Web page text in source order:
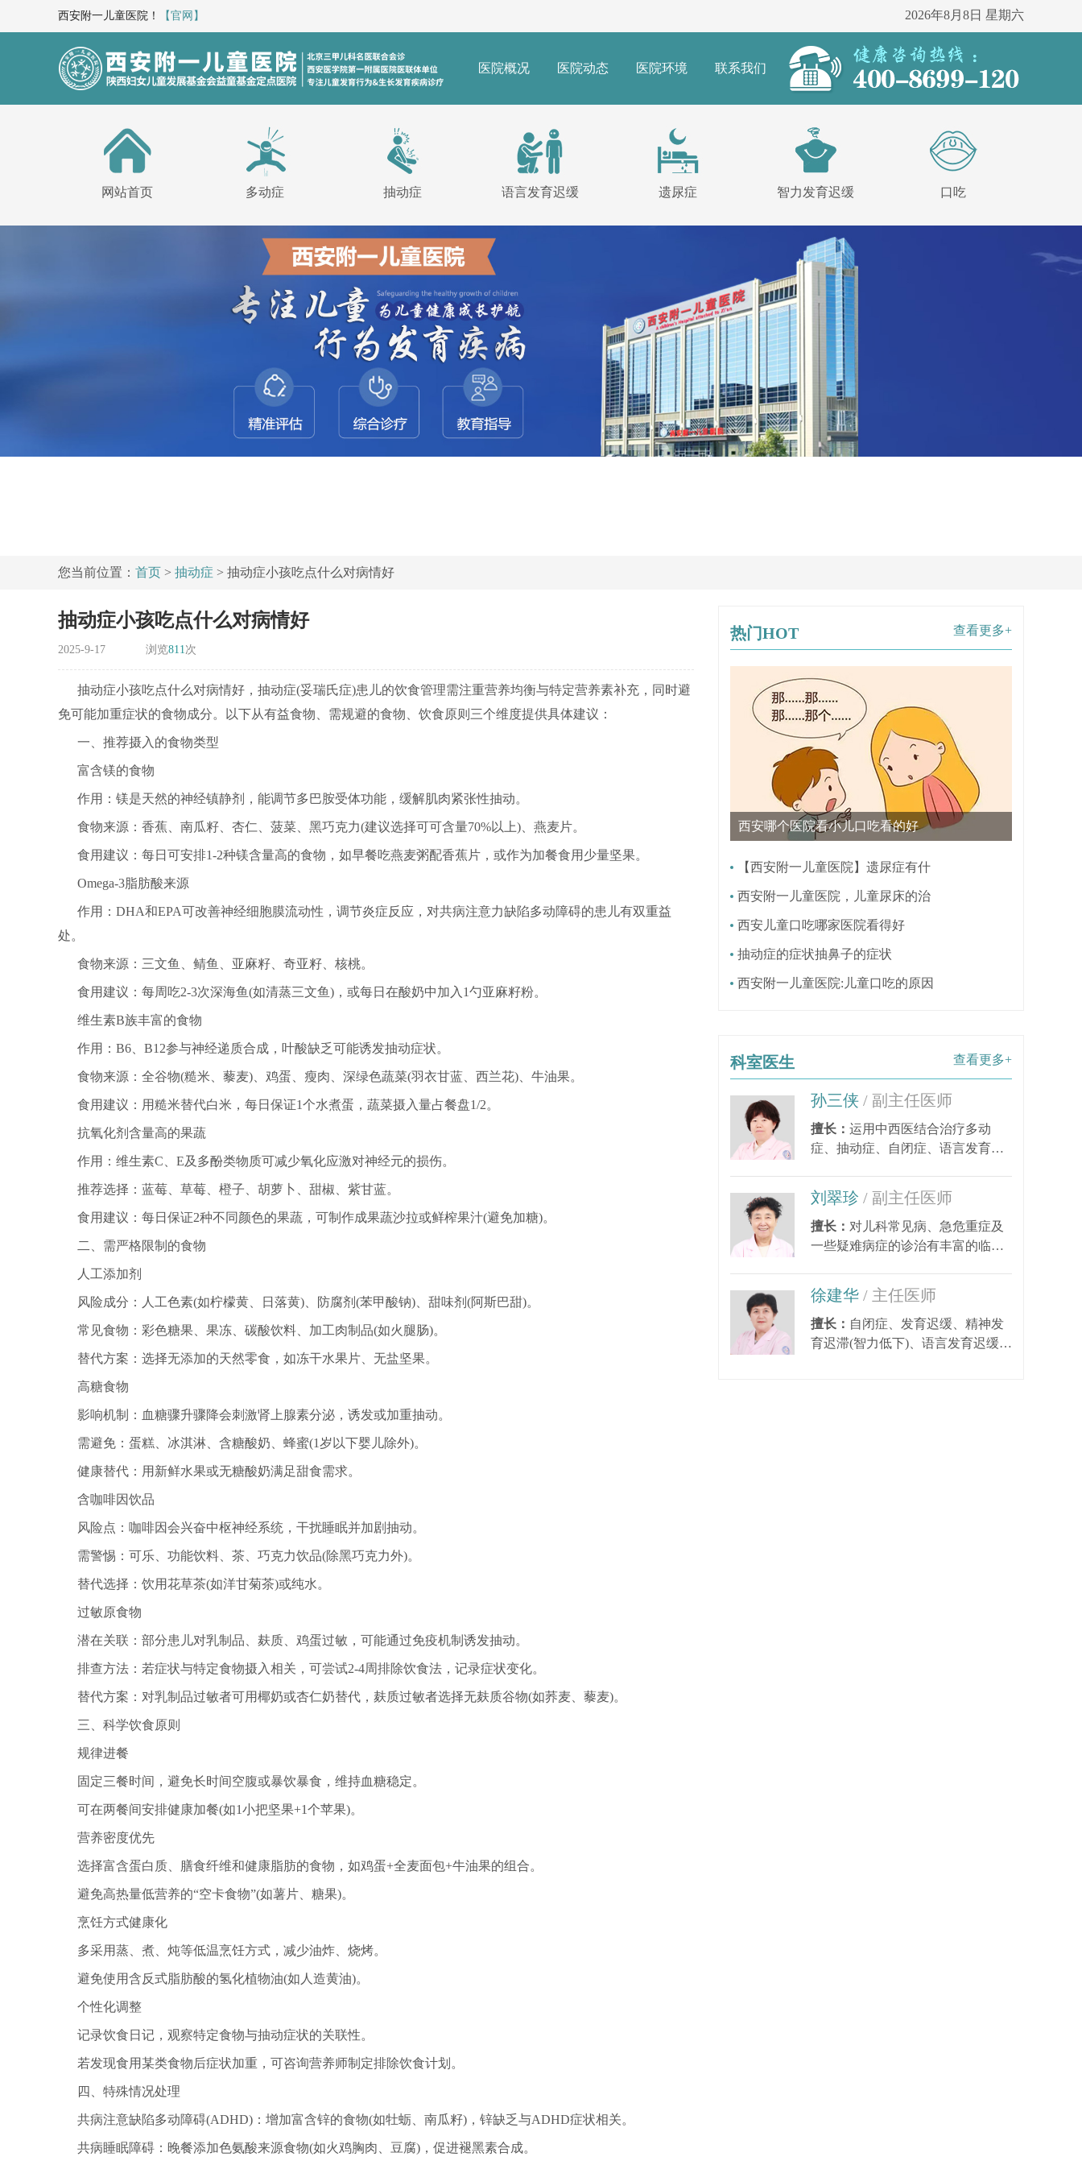
西安附一儿童医院！ 【官网】 2026年8月8日 星期六
医院概况 医院动态 医院环境 联系我们
网站首页 多动症 抽动症 语言发育迟缓 遗尿症 智力发育迟缓 口吃
您当前位置： 首页 > 抽动症 > 抽动症小孩吃点什么对病情好
抽动症小孩吃点什么对病情好
2025-9-17 浏览811次
抽动症小孩吃点什么对病情好，抽动症(妥瑞氏症)患儿的饮食管理需注重营养均衡与特定营养素补充，同时避
免可能加重症状的食物成分。以下从有益食物、需规避的食物、饮食原则三个维度提供具体建议：
一、推荐摄入的食物类型
富含镁的食物
作用：镁是天然的神经镇静剂，能调节多巴胺受体功能，缓解肌肉紧张性抽动。
食物来源：香蕉、南瓜籽、杏仁、菠菜、黑巧克力(建议选择可可含量70%以上)、燕麦片。
食用建议：每日可安排1-2种镁含量高的食物，如早餐吃燕麦粥配香蕉片，或作为加餐食用少量坚果。
Omega-3脂肪酸来源
作用：DHA和EPA可改善神经细胞膜流动性，调节炎症反应，对共病注意力缺陷多动障碍的患儿有双重益
处。
食物来源：三文鱼、鲭鱼、亚麻籽、奇亚籽、核桃。
食用建议：每周吃2-3次深海鱼(如清蒸三文鱼)，或每日在酸奶中加入1勺亚麻籽粉。
维生素B族丰富的食物
作用：B6、B12参与神经递质合成，叶酸缺乏可能诱发抽动症状。
食物来源：全谷物(糙米、藜麦)、鸡蛋、瘦肉、深绿色蔬菜(羽衣甘蓝、西兰花)、牛油果。
食用建议：用糙米替代白米，每日保证1个水煮蛋，蔬菜摄入量占餐盘1/2。
抗氧化剂含量高的果蔬
作用：维生素C、E及多酚类物质可减少氧化应激对神经元的损伤。
推荐选择：蓝莓、草莓、橙子、胡萝卜、甜椒、紫甘蓝。
食用建议：每日保证2种不同颜色的果蔬，可制作成果蔬沙拉或鲜榨果汁(避免加糖)。
二、需严格限制的食物
人工添加剂
风险成分：人工色素(如柠檬黄、日落黄)、防腐剂(苯甲酸钠)、甜味剂(阿斯巴甜)。
常见食物：彩色糖果、果冻、碳酸饮料、加工肉制品(如火腿肠)。
替代方案：选择无添加的天然零食，如冻干水果片、无盐坚果。
高糖食物
影响机制：血糖骤升骤降会刺激肾上腺素分泌，诱发或加重抽动。
需避免：蛋糕、冰淇淋、含糖酸奶、蜂蜜(1岁以下婴儿除外)。
健康替代：用新鲜水果或无糖酸奶满足甜食需求。
含咖啡因饮品
风险点：咖啡因会兴奋中枢神经系统，干扰睡眠并加剧抽动。
需警惕：可乐、功能饮料、茶、巧克力饮品(除黑巧克力外)。
替代选择：饮用花草茶(如洋甘菊茶)或纯水。
过敏原食物
潜在关联：部分患儿对乳制品、麸质、鸡蛋过敏，可能通过免疫机制诱发抽动。
排查方法：若症状与特定食物摄入相关，可尝试2-4周排除饮食法，记录症状变化。
替代方案：对乳制品过敏者可用椰奶或杏仁奶替代，麸质过敏者选择无麸质谷物(如荞麦、藜麦)。
三、科学饮食原则
规律进餐
固定三餐时间，避免长时间空腹或暴饮暴食，维持血糖稳定。
可在两餐间安排健康加餐(如1小把坚果+1个苹果)。
营养密度优先
选择富含蛋白质、膳食纤维和健康脂肪的食物，如鸡蛋+全麦面包+牛油果的组合。
避免高热量低营养的“空卡食物”(如薯片、糖果)。
烹饪方式健康化
多采用蒸、煮、炖等低温烹饪方式，减少油炸、烧烤。
避免使用含反式脂肪酸的氢化植物油(如人造黄油)。
个性化调整
记录饮食日记，观察特定食物与抽动症状的关联性。
若发现食用某类食物后症状加重，可咨询营养师制定排除饮食计划。
四、特殊情况处理
共病注意缺陷多动障碍(ADHD)：增加富含锌的食物(如牡蛎、南瓜籽)，锌缺乏与ADHD症状相关。
共病睡眠障碍：晚餐添加色氨酸来源食物(如火鸡胸肉、豆腐)，促进褪黑素合成。
查看更多+
热门HOT
西安哪个医院看小儿口吃看的好
【西安附一儿童医院】遗尿症有什
西安附一儿童医院，儿童尿床的治
西安儿童口吃哪家医院看得好
抽动症的症状抽鼻子的症状
西安附一儿童医院:儿童口吃的原因
查看更多+
科室医生
孙三侠 / 副主任医师
擅长： 运用中西医结合治疗多动
症、抽动症、自闭症、语言发育迟
刘翠珍 / 副主任医师
擅长： 对儿科常见病、急危重症及
一些疑难病症的诊治有丰富的临床
徐建华 / 主任医师
擅长： 自闭症、发育迟缓、精神发
育迟滞(智力低下)、语言发育迟缓、